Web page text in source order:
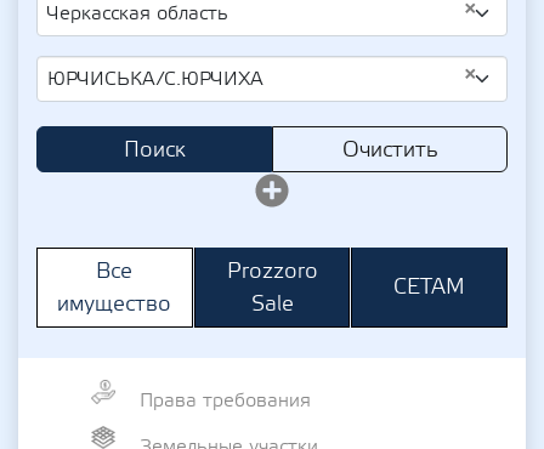
×
Черкасская область
×
ЮРЧИСЬКА/С.ЮРЧИХА
Поиск Очистить
Все
имущество
Prozzoro
Sale
СЕТАМ
Права требования